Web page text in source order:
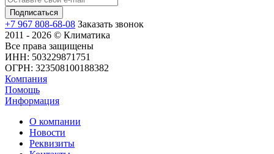
+7 967 808-68-08 Заказать звонок
2011 - 2026 © Климатика
Все права защищены
ИНН: 503229871751
ОГРН: 323508100188382
Компания
Помощь
Информация
О компании
Новости
Реквизиты